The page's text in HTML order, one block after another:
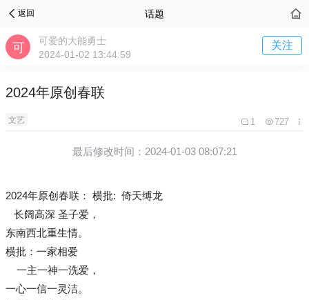
返回 话题
可爱的大能勇士
2024-01-02 13:44:59
关注
2024年原创春联
文艺 1 727
最后修改时间：2024-01-03 08:07:21
2024年原创春联： 横批: 倚天缚龙
长阔高深 圣子爱，
东南西北重生情。
横批：一家相爱
一主一神一洗爱，
一心一信一灵洁。